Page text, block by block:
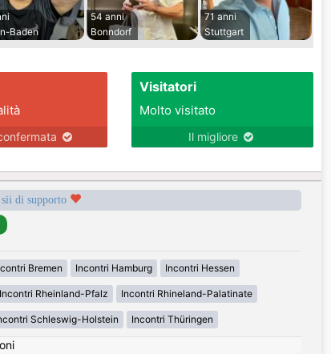
Baden
54 anni
Bonndorf
71 anni
Stuttgart
Visitatori
Molto visitato
Il migliore
di supporto
Bremen Incontri Hamburg Incontri Hessen
Incontri Rheinland-Pfalz Incontri Rhineland-Palatinate
Schleswig-Holstein Incontri Thüringen